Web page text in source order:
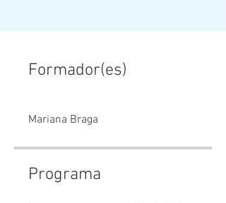
Formador(es)
Mariana Braga
Programa